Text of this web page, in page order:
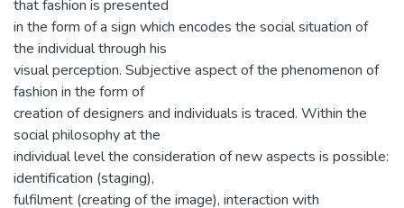
that fashion is presented
in the form of a sign which encodes the social situation of
the individual through his
visual perception. Subjective aspect of the phenomenon of
fashion in the form of
creation of designers and individuals is traced. Within the
social philosophy at the
individual level the consideration of new aspects is possible:
identification (staging),
fulfilment (creating of the image), interaction with